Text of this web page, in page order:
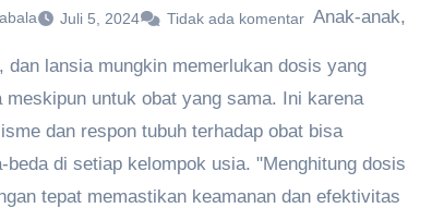
Juli 5, 2024 Tidak ada komentar Anak-anak,
dan lansia mungkin memerlukan dosis yang
meskipun untuk obat yang sama. Ini karena
dan respon tubuh terhadap obat bisa
beda di setiap kelompok usia. "Menghitung dosis
tepat memastikan keamanan dan efektivitas